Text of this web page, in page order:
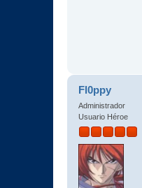
Fl0ppy
Administrador
Usuario Héroe